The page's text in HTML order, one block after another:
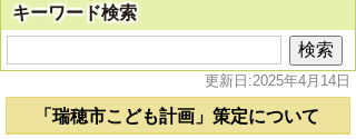
キーワード検索
更新日:2025年4月14日
「瑞穂市こども計画」策定について